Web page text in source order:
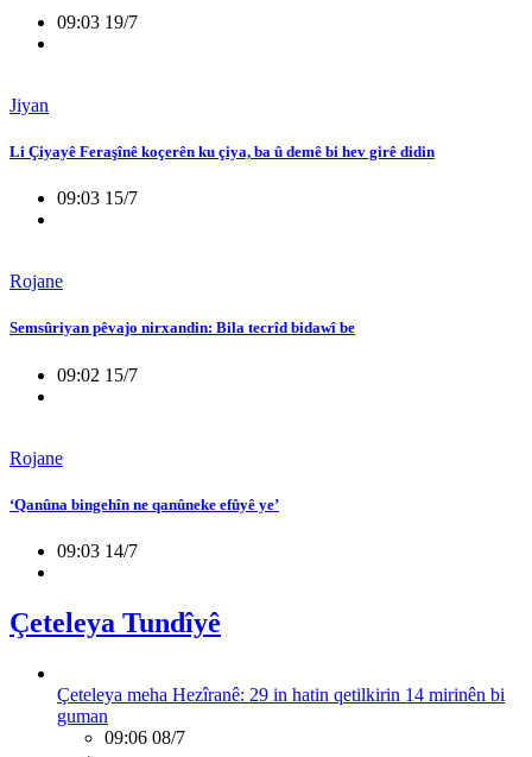
09:03 19/7
Jiyan
Li Çiyayê Feraşînê koçerên ku çiya, ba û demê bi hev girê didin
09:03 15/7
Rojane
Semsûriyan pêvajo nirxandin: Bila tecrîd bidawî be
09:02 15/7
Rojane
‘Qanûna bingehîn ne qanûneke efûyê ye’
09:03 14/7
Çeteleya Tundîyê
Çeteleya meha Hezîranê: 29 in hatin qetilkirin 14 mirinên bi
guman
09:06 08/7